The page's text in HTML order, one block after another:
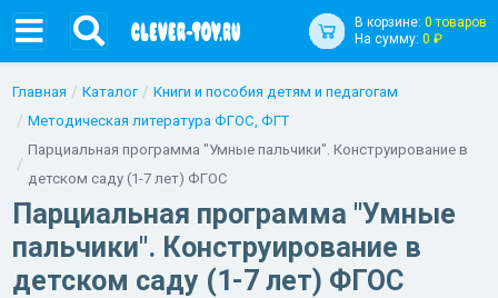
В корзине: 0 товаров
На сумму: 0 ₽
Главная Каталог
Книги и пособия детям и педагогам
Методическая литература ФГОС, ФГТ
Парциальная программа "Умные пальчики". Конструирование в
детском саду (1-7 лет) ФГОС
Парциальная программа "Умные
пальчики". Конструирование в
детском саду (1-7 лет) ФГОС